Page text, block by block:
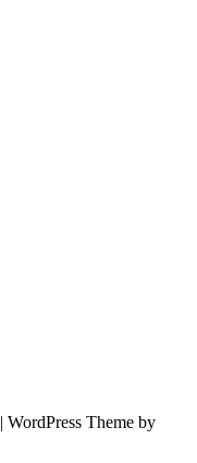
| WordPress Theme by